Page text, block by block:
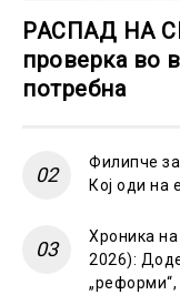
РАСПАД НА
проверка во
потребна
Филипче
Кој оди на
Хроника
2026):
„реформи“,